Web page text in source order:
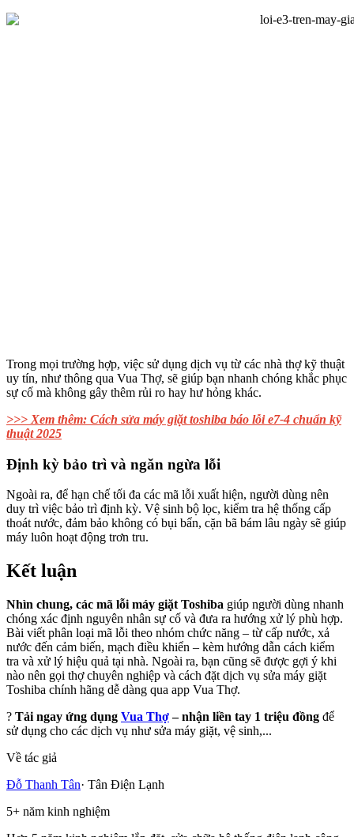
Trong mọi trường hợp, việc sử dụng dịch vụ từ các nhà thợ kỹ thuật
uy tín, như thông qua Vua Thợ, sẽ giúp bạn nhanh chóng khắc phục
sự cố mà không gây thêm rủi ro hay hư hỏng khác.
>>> Xem thêm: Cách sửa máy giặt toshiba báo lỗi e7-4 chuẩn kỹ
thuật 2025
Định kỳ bảo trì và ngăn ngừa lỗi
Ngoài ra, để hạn chế tối đa các mã lỗi xuất hiện, người dùng nên
duy trì việc bảo trì định kỳ. Vệ sinh bộ lọc, kiểm tra hệ thống cấp
thoát nước, đảm bảo không có bụi bẩn, cặn bã bám lâu ngày sẽ giúp
máy luôn hoạt động trơn tru.
Kết luận
Nhìn chung, các mã lỗi máy giặt Toshiba giúp người dùng nhanh
chóng xác định nguyên nhân sự cố và đưa ra hướng xử lý phù hợp.
Bài viết phân loại mã lỗi theo nhóm chức năng – từ cấp nước, xả
nước đến cảm biến, mạch điều khiển – kèm hướng dẫn cách kiểm
tra và xử lý hiệu quả tại nhà. Ngoài ra, bạn cũng sẽ được gợi ý khi
nào nên gọi thợ chuyên nghiệp và cách đặt dịch vụ sửa máy giặt
Toshiba chính hãng dễ dàng qua app Vua Thợ.
? Tải ngay ứng dụng Vua Thợ– nhận liền tay 1 triệu đồng để
sử dụng cho các dịch vụ như sửa máy giặt, vệ sinh,...
Về tác giả
Đỗ Thanh Tân· Tân Điện Lạnh
5+ năm kinh nghiệm